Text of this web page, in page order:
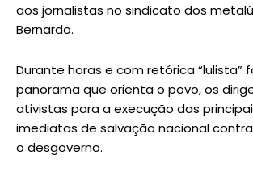
aos jornalistas no sindicato dos
Bernardo.
Durante horas e com retórica “lulista”
panorama que orienta o povo, os
ativistas para a execução das
imediatas de salvação nacional
o desgoverno.